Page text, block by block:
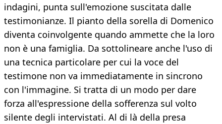
indagini, punta sull'emozione suscitata dalle
testimonianze. Il pianto della sorella di Domenico
diventa coinvolgente quando ammette che la loro
non è una famiglia. Da sottolineare anche l'uso di
una tecnica particolare per cui la voce del
testimone non va immediatamente in sincrono
con l'immagine. Si tratta di un modo per dare
forza all'espressione della sofferenza sul volto
silente degli intervistati. Al di là della presa